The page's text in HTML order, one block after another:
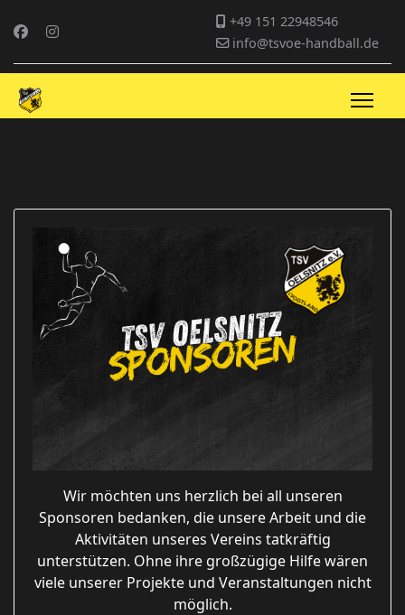
+49 151 22948546
info@tsvoe-handball.de
Wir möchten uns herzlich bei all unseren
Sponsoren bedanken, die unsere Arbeit und die
Aktivitäten unseres Vereins tatkräftig
unterstützen. Ohne ihre großzügige Hilfe wären
viele unserer Projekte und Veranstaltungen nicht
möglich.